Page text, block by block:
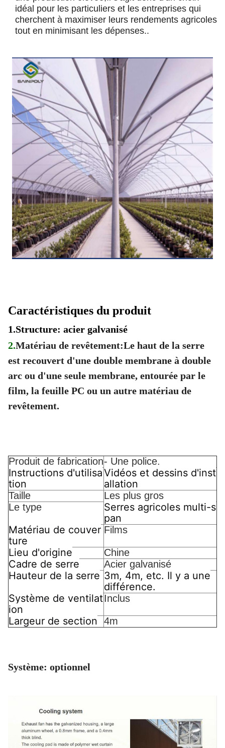
idéal pour les particuliers et les entreprises qui
cherchent à maximiser leurs rendements agricoles
tout en minimisant les dépenses..
Caractéristiques du produit
1.Structure: acier galvanisé
2.Matériau de revêtement:Le haut de la serre
est recouvert d'une double membrane à double
arc ou d'une seule membrane, entourée par le
film, la feuille PC ou un autre matériau de
revêtement.
Produit de fabrication- Une police.
Instructions d'utilisa
tion
Vidéos et dessins d'inst
allation
Taille
Les plus gros
Le type
Serres agricoles multi-s
pan
Matériau de couver
ture
Films
Lieu d'origine Chine
Cadre de serre Acier galvanisé
Hauteur de la serre 3m, 4m, etc. Il y a une
différence.
Système de ventilat
ion
Inclus
Largeur de section 4m
Système: optionnel